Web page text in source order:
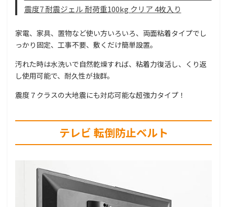
震度7 耐震ジェル 耐荷重100kg クリア 4枚入り
家電、家具、置物など使い方いろいろ、両面粘着タイプでし
っかり固定、工事不要、敷くだけ簡単設置。
汚れた時は水洗いで自然乾燥すれば、粘着力復活し、くり返
し使用可能で、耐久性が抜群。
震度７クラスの大地震にも対応可能な超強力タイプ！
テレビ 転倒防止ベルト